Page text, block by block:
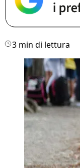
3 min di lettura